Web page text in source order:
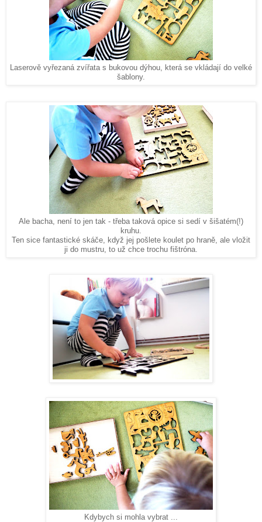
Laserově vyřezaná zvířata s bukovou dýhou, která se vkládají do velké
šablony.
Ale bacha, není to jen tak - třeba taková opice si sedí v šišatém(!)
kruhu.
Ten sice fantastické skáče, když jej pošlete koulet po hraně, ale vložit
ji do mustru, to už chce trochu fištróna.
Kdybych si mohla vybrat ...